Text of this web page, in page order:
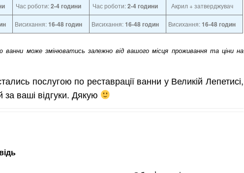
Час роботи:2-4 години Час роботи:2-4 години Акрил + затверджувач
Висихання:16-48 годин Висихання:16-48 годин Висихання:16-48 годин
ванни може змінюватись залежно від вашого місця проживання та ціни на
послугою по реставрації ванни у Великій Лепетисі,
за ваші відгуки. Дякую